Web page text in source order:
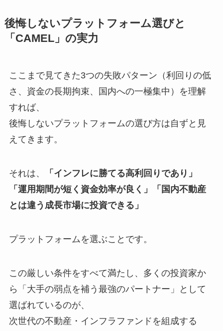
後悔しないプラットフォーム選びと
「CAMEL」の実力
ここまで見てきた3つの失敗パターン（利回りの低
さ、資金の長期拘束、国内への一極集中）を理解
すれば、
後悔しないプラットフォームの選び方は自ずと見
えてきます。
それは、
「インフレに勝てる高利回りであり」
「運用期間が短く資金効率が良く」「国内不動産
とは違う成長市場に投資できる」
プラットフォームを選ぶことです。
この厳しい条件をすべて満たし、多くの投資家か
ら「大手の弱点を補う最強のパートナー」として
選ばれているのが、
次世代の不動産・インフラファンドを組成する